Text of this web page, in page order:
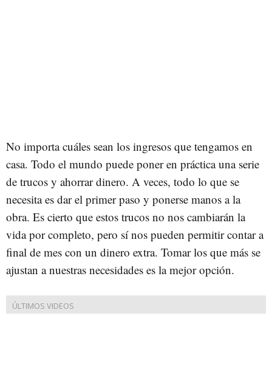
No importa cuáles sean los ingresos que tengamos en
casa. Todo el mundo puede poner en práctica una serie
de trucos y ahorrar dinero. A veces, todo lo que se
necesita es dar el primer paso y ponerse manos a la
obra. Es cierto que estos trucos no nos cambiarán la
vida por completo, pero sí nos pueden permitir contar a
final de mes con un dinero extra. Tomar los que más se
ajustan a nuestras necesidades es la mejor opción.